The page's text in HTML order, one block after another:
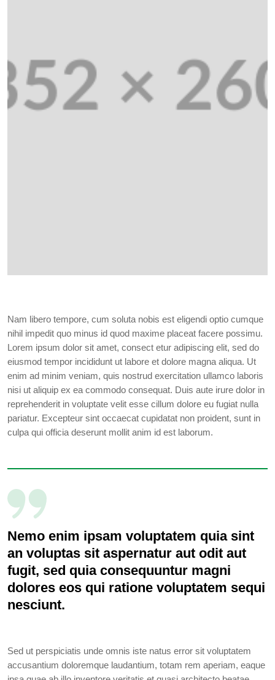
Nam libero tempore, cum soluta nobis est eligendi optio cumque
nihil impedit quo minus id quod maxime placeat facere possimu.
Lorem ipsum dolor sit amet, consect etur adipiscing elit, sed do
eiusmod tempor incididunt ut labore et dolore magna aliqua. Ut
enim ad minim veniam, quis nostrud exercitation ullamco laboris
nisi ut aliquip ex ea commodo consequat. Duis aute irure dolor in
reprehenderit in voluptate velit esse cillum dolore eu fugiat nulla
pariatur. Excepteur sint occaecat cupidatat non proident, sunt in
culpa qui officia deserunt mollit anim id est laborum.
Nemo enim ipsam voluptatem quia sint
an voluptas sit aspernatur aut odit aut
fugit, sed quia consequuntur magni
dolores eos qui ratione voluptatem sequi
nesciunt.
Sed ut perspiciatis unde omnis iste natus error sit voluptatem
accusantium doloremque laudantium, totam rem aperiam, eaque